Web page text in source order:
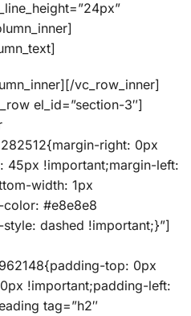
vc_row_inner]
el_id=”section-3″]
right: 0px
45px !important;margin-left:
width: 1px
#e8e8e8
dashed !important;}”]
top: 0px
!important;padding-left:
tag=”h2″